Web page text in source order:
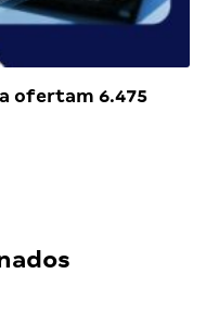
ofertam 6.475